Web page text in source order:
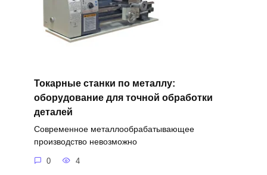
Токарные станки по металлу:
оборудование для точной обработки
деталей
Современное металлообрабатывающее
производство невозможно
0 4